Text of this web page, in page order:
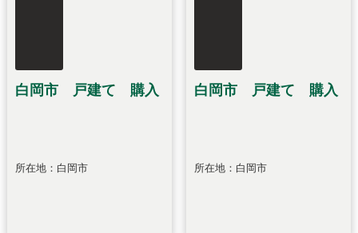
白岡市 戸建て 購入
所在地：白岡市
白岡市 戸建て 購入
所在地：白岡市